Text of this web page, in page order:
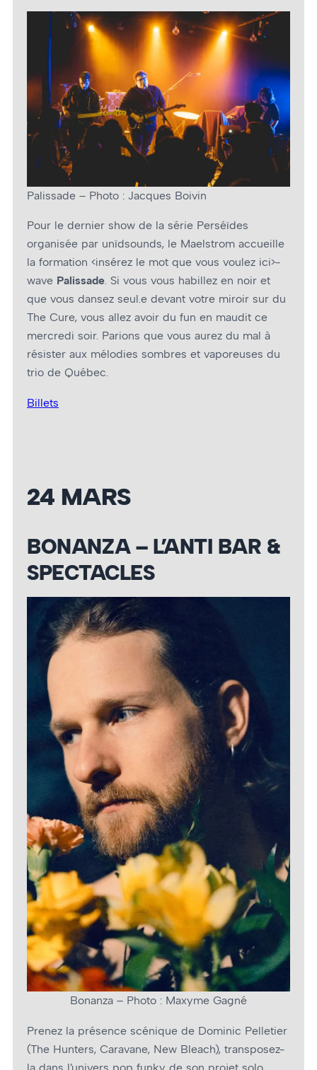
Palissade – Photo : Jacques Boivin
Pour le dernier show de la série Perséïdes
organisée par unïdsounds, le Maelstrom accueille
la formation <insérez le mot que vous voulez ici>-
wave Palissade. Si vous vous habillez en noir et
que vous dansez seul.e devant votre miroir sur du
The Cure, vous allez avoir du fun en maudit ce
mercredi soir. Parions que vous aurez du mal à
résister aux mélodies sombres et vaporeuses du
trio de Québec.
Billets
24 MARS
BONANZA – L’ANTI BAR &
SPECTACLES
Bonanza – Photo : Maxyme Gagné
Prenez la présence scénique de Dominic Pelletier
(The Hunters, Caravane, New Bleach), transposez-